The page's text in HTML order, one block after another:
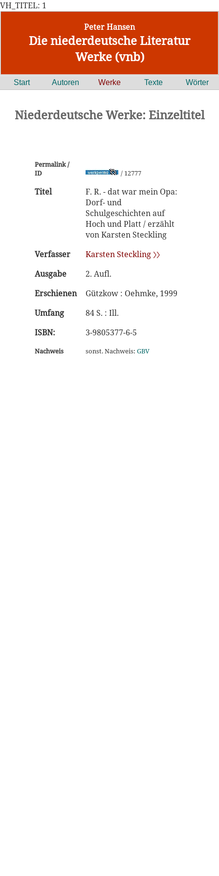
VH_TITEL: 1
Peter Hansen
Die niederdeutsche Literatur
Werke (vnb)
Start Autoren Werke Texte Wörter
Niederdeutsche Werke: Einzeltitel
Permalink /
ID
/ 12777
Titel
F. R. - dat war mein Opa:
Dorf- und
Schulgeschichten auf
Hoch und Platt / erzählt
von Karsten Steckling
Verfasser
Karsten Steckling 〉〉
Ausgabe
2. Aufl.
Erschienen
Gützkow : Oehmke, 1999
Umfang
84 S. : Ill.
ISBN:
3-9805377-6-5
Nachweis sonst. Nachweis: GBV